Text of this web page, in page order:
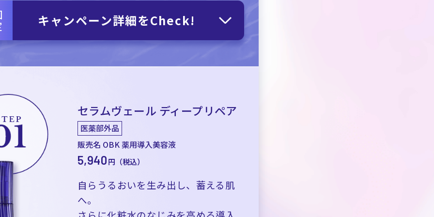
キャンペーン詳細をCheck!
セラムヴェール ディープリペア
医薬部外品
販売名 OBK 薬用導入美容液
5,940円（税込）
自らうるおいを生み出し、蓄える肌
へ。